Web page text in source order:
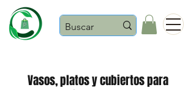
Vasos, platos y cubiertos para